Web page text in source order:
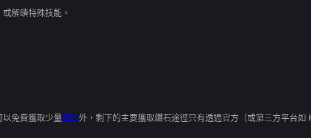
解鎖特殊技能。
以免費獲取少量鑽石外，剩下的主要獲取鑽石途徑只有透過官方（或第三方平台如